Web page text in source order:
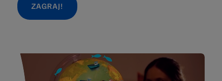
ZAGRAJ!